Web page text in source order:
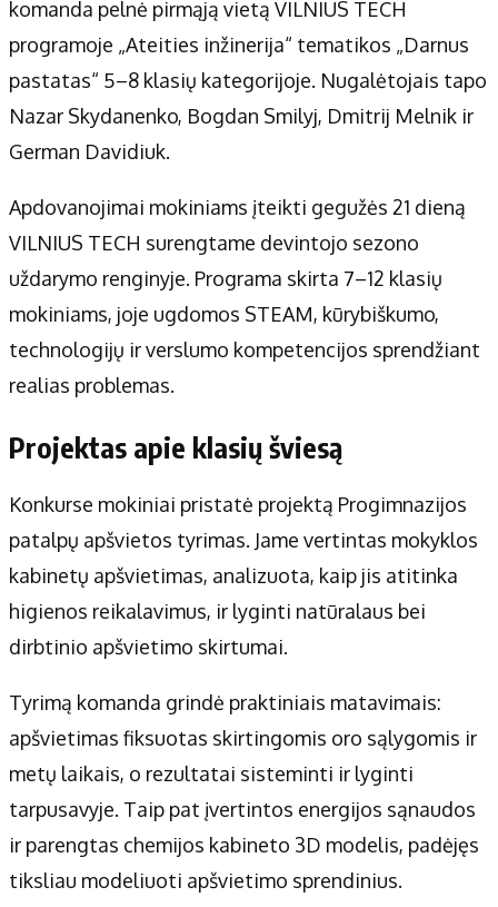
Apie mus
Autoriai
Kontaktai
Privatumo politika
Redakcijos politika
komanda pelnė pirmąją vietą VILNIUS TECH
programoje „Ateities inžinerija“ tematikos „Darnus
pastatas“ 5–8 klasių kategorijoje. Nugalėtojais tapo
Nazar Skydanenko, Bogdan Smilyj, Dmitrij Melnik ir
German Davidiuk.
Apdovanojimai mokiniams įteikti gegužės 21 dieną
VILNIUS TECH surengtame devintojo sezono
uždarymo renginyje. Programa skirta 7–12 klasių
mokiniams, joje ugdomos STEAM, kūrybiškumo,
technologijų ir verslumo kompetencijos sprendžiant
realias problemas.
Projektas apie klasių šviesą
Konkurse mokiniai pristatė projektą Progimnazijos
patalpų apšvietos tyrimas. Jame vertintas mokyklos
kabinetų apšvietimas, analizuota, kaip jis atitinka
higienos reikalavimus, ir lyginti natūralaus bei
dirbtinio apšvietimo skirtumai.
Tyrimą komanda grindė praktiniais matavimais:
apšvietimas fiksuotas skirtingomis oro sąlygomis ir
metų laikais, o rezultatai sisteminti ir lyginti
tarpusavyje. Taip pat įvertintos energijos sąnaudos
ir parengtas chemijos kabineto 3D modelis, padėjęs
tiksliau modeliuoti apšvietimo sprendinius.